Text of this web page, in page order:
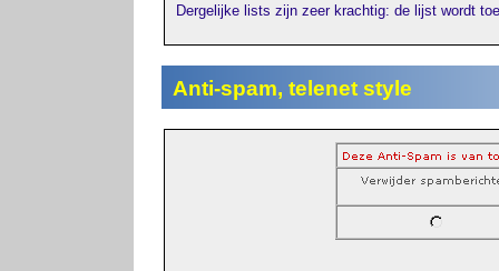
Dergelijke lists zijn zeer krachtig: de lijst wordt
Anti-spam, telenet style